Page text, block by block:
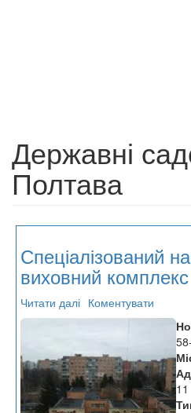
Державні
Полтава
Спеціалізований
виховний
Читати далі про
Спеціалізований
виховний
комплекс
№86
Коментувати
11